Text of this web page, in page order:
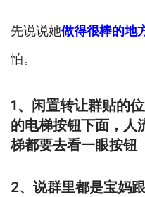
先说说她做得很棒的地
怕。
1、闲置转让群贴的
的电梯按钮下面，人
梯都要去看一眼按钮
2、说群里都是宝妈